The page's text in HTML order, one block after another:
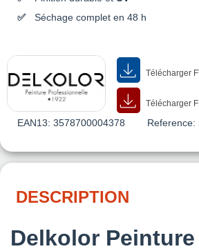
Séchage complet en 48 h
Télécharger
Télécharger
EAN13: 3578700004378 Reference:
DESCRIPTION
Delkolor